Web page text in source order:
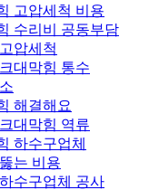
고압세척 비용
수리비 공동부담
압세척
대막힘 통수
해결해요
대막힘 역류
하수구업체
는 비용
수구업체 공사